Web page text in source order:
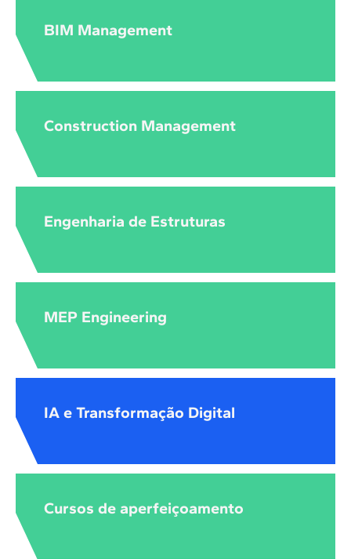
BIM Management
Construction Management
Engenharia de Estruturas
MEP Engineering
IA e Transformação Digital
Cursos de aperfeiçoamento